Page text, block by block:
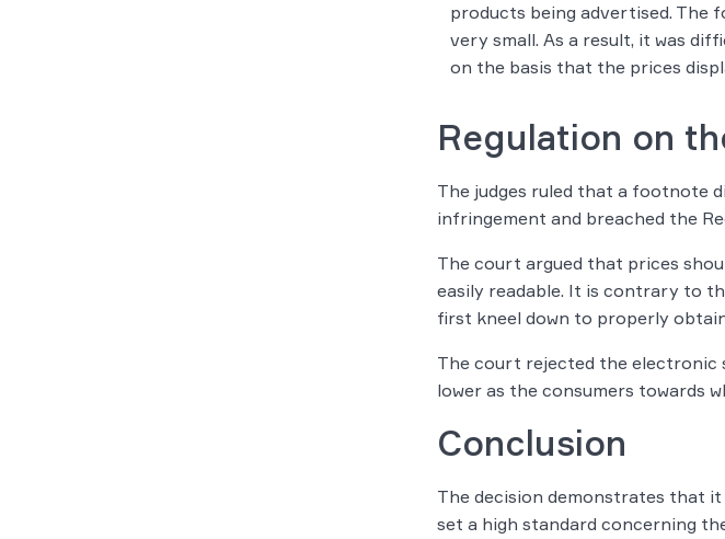
products being advertised. The
very small. As a result, it was
on the basis that the prices
Regulation on
The judges ruled that a footnote
infringement and breached the
The court argued that prices
easily readable. It is contrary to
first kneel down to properly
The court rejected the electronic
lower as the consumers towards
Conclusion
The decision demonstrates that
set a high standard concerning